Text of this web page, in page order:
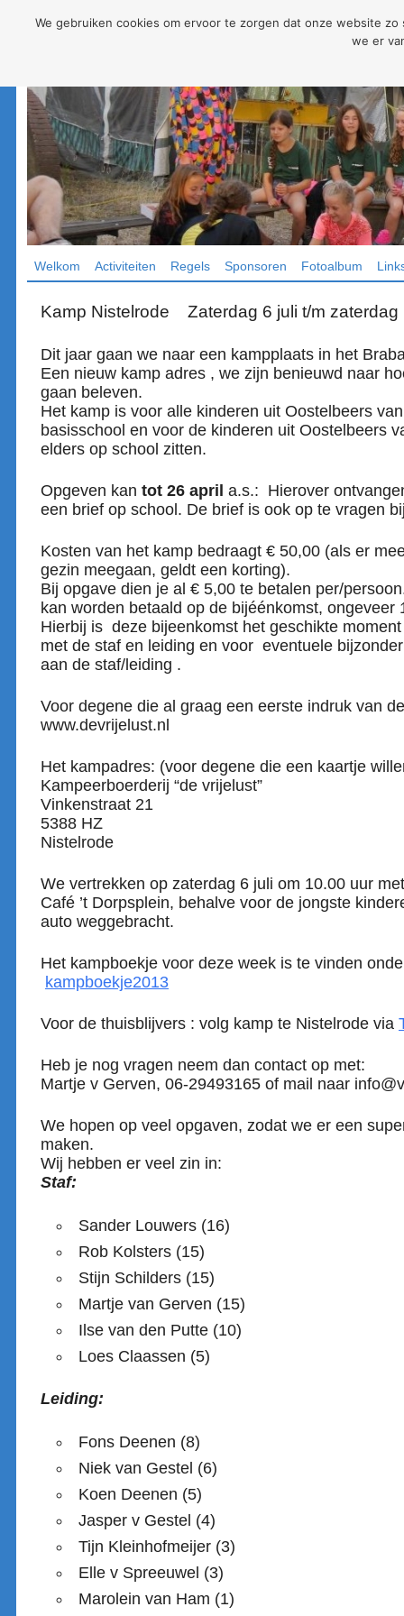
Welkom Activiteiten Regels Sponsoren Fotoalbum
Kamp Nistelrode Zaterdag 6 juli t/m zaterdag
Dit jaar gaan we naar een kampplaats in het
Een nieuw kamp adres , we zijn benieuwd naar
gaan beleven.
Het kamp is voor alle kinderen uit Oostelbeers
basisschool en voor de kinderen uit Oostelbeers
elders op school zitten.
Opgeven kan tot 26 april a.s.: Hierover
een brief op school. De brief is ook op te vragen
Kosten van het kamp bedraagt € 50,00 (als er
gezin meegaan, geldt een korting).
Bij opgave dien je al € 5,00 te betalen per/
kan worden betaald op de bijéénkomst, ongeveer
Hierbij is deze bijeenkomst het geschikte
met de staf en leiding en voor eventuele
aan de staf/leiding .
Voor degene die al graag een eerste indruk van
www.devrijelust.nl
Het kampadres: (voor degene die een kaartje
Kampeerboerderij “de vrijelust”
Vinkenstraat 21
5388 HZ
Nistelrode
We vertrekken op zaterdag 6 juli om 10.00 uur
Café ’t Dorpsplein, behalve voor de jongste
auto weggebracht.
Het kampboekje voor deze week is te vinden
kampboekje2013
Voor de thuisblijvers : volg kamp te Nistelrode via
Heb je nog vragen neem dan contact op met:
Martje v Gerven, 06-29493165 of mail naar
We hopen op veel opgaven, zodat we er een
maken.
Wij hebben er veel zin in:
Staf:
Sander Louwers (16)
Rob Kolsters (15)
Stijn Schilders (15)
Martje van Gerven (15)
Ilse van den Putte (10)
Loes Claassen (5)
Leiding:
Fons Deenen (8)
Niek van Gestel (6)
Koen Deenen (5)
Jasper v Gestel (4)
Tijn Kleinhofmeijer (3)
Elle v Spreeuwel (3)
Marolein van Ham (1)
We gebruiken cookies om ervoor te zorgen dat onze website
we er